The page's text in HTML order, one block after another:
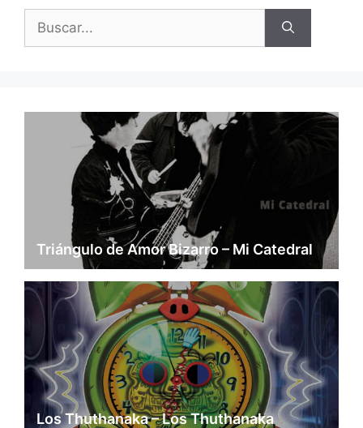
Triángulo de Amor Bizarro – Mi Catedral
Los Thuthanaka – Los Thuthanaka